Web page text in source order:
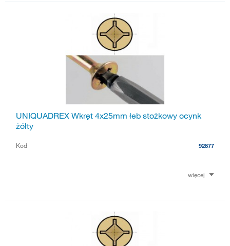
UNIQUADREX Wkręt 4x25mm łeb stożkowy ocynk
żółty
Kod 92877
więcej